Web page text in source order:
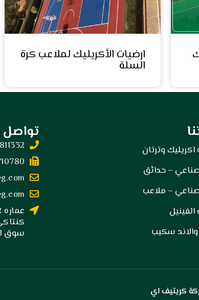
ارضيات الأكريليك لملاعب كرة
السلة
اكريليك وترتان
– حدائق
– ملاعب
والاند سكيب
تواصل
سوق
كريتيف اي